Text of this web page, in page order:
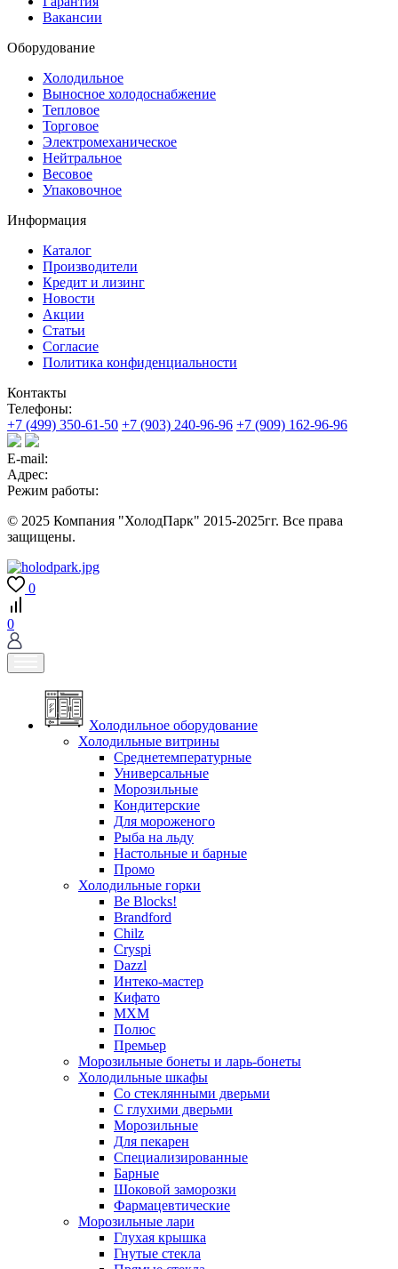
Вакансии
Оборудование
Холодильное
Выносное холодоснабжение
Тепловое
Торговое
Электромеханическое
Нейтральное
Весовое
Упаковочное
Информация
Каталог
Производители
Кредит и лизинг
Новости
Акции
Статьи
Согласие
Политика конфиденциальности
Контакты
Телефоны:
+7 (499) 350-61-50 +7 (903) 240-96-96 +7 (909) 162-96-96
E-mail:
Адрес:
Режим работы:
© 2025 Компания "ХолодПарк" 2015-2025гг. Все права
защищены.
0
0
Холодильное оборудование
Холодильные витрины
Среднетемпературные
Универсальные
Морозильные
Кондитерские
Для мороженого
Рыба на льду
Настольные и барные
Промо
Холодильные горки
Be Blocks!
Brandford
Chilz
Cryspi
Dazzl
Интеко-мастер
Кифато
МХМ
Полюс
Премьер
Морозильные бонеты и ларь-бонеты
Холодильные шкафы
Со стеклянными дверьми
С глухими дверьми
Морозильные
Для пекарен
Специализированные
Барные
Шоковой заморозки
Фармацевтические
Морозильные лари
Глухая крышка
Гнутые стекла